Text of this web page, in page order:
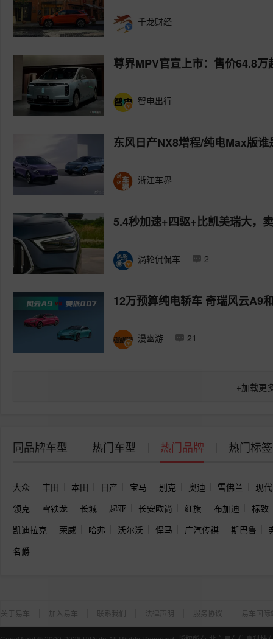
千龙财经
尊界MPV官宣上市：售价64.8
智电出行
东风日产NX8增程/纯电Max版
浙江车界
5.4秒加速+四驱+比凯美瑞大，
涡轮侃侃车 2
12万预算纯电轿车 奇瑞风云A9
漫幽游 21
+加载更
同品牌车型 热门车型 热门品牌 热门标签
大众 丰田 本田 日产 宝马 别克 奥迪 雪佛兰
现代
领克
雪铁龙 长城 起亚 长安欧尚 红旗 布加迪
标致
凯迪拉克
荣威 哈弗 沃尔沃 悍马 广汽传祺 斯巴鲁
名爵
关于易车 加入易车 联系我们 法律声明 服务协议 易车国际